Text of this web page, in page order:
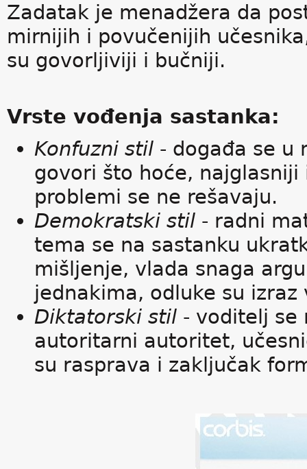
Zadatak je menadžera da
mirnijih i povučenijih
su govorljiviji i bučniji.
Vrste vođenja sastanka:
Konfuzni stil - događa se u
govori što hoće,
problemi se ne rešavaju.
Demokratski stil - radni
tema se na sastanku
mišljenje, vlada snaga
jednakima, odluke su izraz
Diktatorski stil - voditelj se
autoritarni autoritet,
su rasprava i zaključak